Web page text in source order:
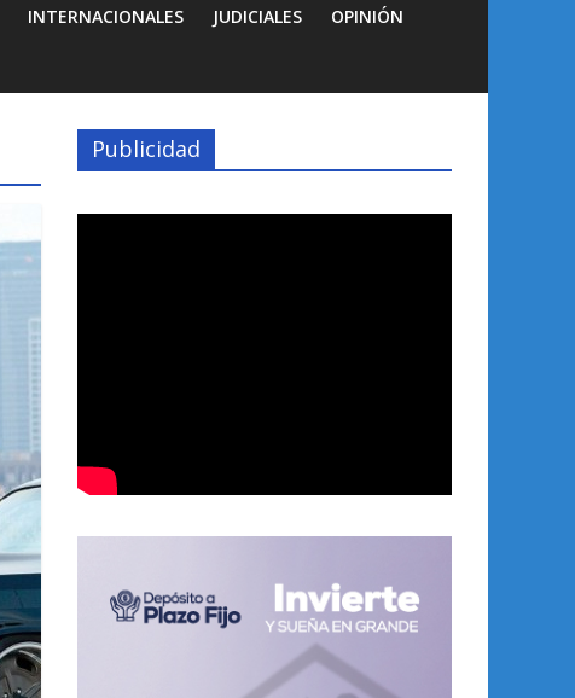
INTERNACIONALES JUDICIALES OPINIÓN
Publicidad